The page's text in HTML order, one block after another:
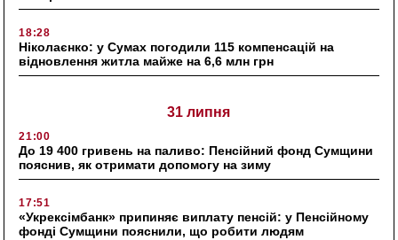
18:28
Ніколаєнко: у Сумах погодили 115 компенсацій на
відновлення житла майже на 6,6 млн грн
31 липня
21:00
До 19 400 гривень на паливо: Пенсійний фонд Сумщини
пояснив, як отримати допомогу на зиму
17:51
«Укрексімбанк» припиняє виплату пенсій: у Пенсійному
фонді Сумщини пояснили, що робити людям